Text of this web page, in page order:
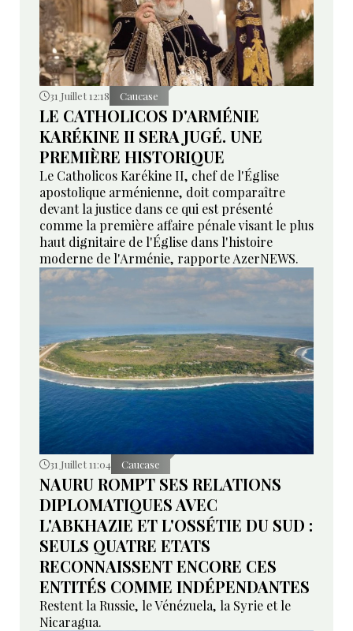
31 Juillet 12:18 Caucase
LE CATHOLICOS D'ARMÉNIE
KARÉKINE II SERA JUGÉ. UNE
PREMIÈRE HISTORIQUE
Le Catholicos Karékine II, chef de l'Église
apostolique arménienne, doit comparaître
devant la justice dans ce qui est présenté
comme la première affaire pénale visant le plus
haut dignitaire de l'Église dans l'histoire
moderne de l'Arménie, rapporte AzerNEWS.
31 Juillet 11:04 Caucase
NAURU ROMPT SES RELATIONS
DIPLOMATIQUES AVEC
L'ABKHAZIE ET L'OSSÉTIE DU SUD :
SEULS QUATRE ETATS
RECONNAISSENT ENCORE CES
ENTITÉS COMME INDÉPENDANTES
Restent la Russie, le Vénézuela, la Syrie et le
Nicaragua.